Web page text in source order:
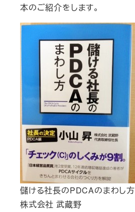
本のご紹介をします。
儲ける社長のPDCAのまわし方
株式会社 武蔵野